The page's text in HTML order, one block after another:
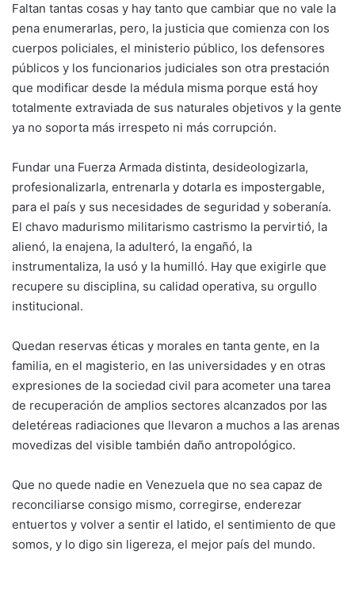
Faltan tantas cosas y hay tanto que cambiar que no vale la
pena enumerarlas, pero, la justicia que comienza con los
cuerpos policiales, el ministerio público, los defensores
públicos y los funcionarios judiciales son otra prestación
que modificar desde la médula misma porque está hoy
totalmente extraviada de sus naturales objetivos y la gente
ya no soporta más irrespeto ni más corrupción.
Fundar una Fuerza Armada distinta, desideologizarla,
profesionalizarla, entrenarla y dotarla es impostergable,
para el país y sus necesidades de seguridad y soberanía.
El chavo madurismo militarismo castrismo la pervirtió, la
alienó, la enajena, la adulteró, la engañó, la
instrumentaliza, la usó y la humilló. Hay que exigirle que
recupere su disciplina, su calidad operativa, su orgullo
institucional.
Quedan reservas éticas y morales en tanta gente, en la
familia, en el magisterio, en las universidades y en otras
expresiones de la sociedad civil para acometer una tarea
de recuperación de amplios sectores alcanzados por las
deletéreas radiaciones que llevaron a muchos a las arenas
movedizas del visible también daño antropológico.
Que no quede nadie en Venezuela que no sea capaz de
reconciliarse consigo mismo, corregirse, enderezar
entuertos y volver a sentir el latido, el sentimiento de que
somos, y lo digo sin ligereza, el mejor país del mundo.